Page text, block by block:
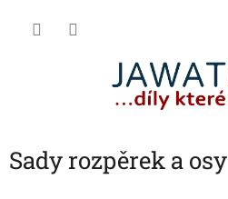
Sady rozpěrek a osy